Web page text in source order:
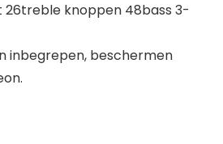
knoppen 48bass 3-
inbegrepen, beschermen